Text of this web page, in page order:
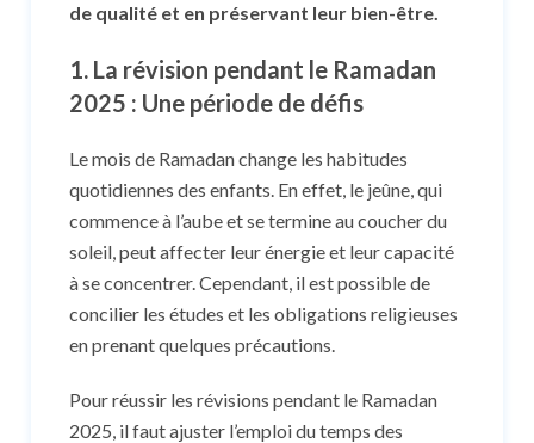
de qualité et en préservant leur bien-être.
1. La révision pendant le Ramadan
2025 : Une période de défis
Le mois de Ramadan change les habitudes
quotidiennes des enfants. En effet, le jeûne, qui
commence à l’aube et se termine au coucher du
soleil, peut affecter leur énergie et leur capacité
à se concentrer. Cependant, il est possible de
concilier les études et les obligations religieuses
en prenant quelques précautions.
Pour réussir les révisions pendant le Ramadan
2025, il faut ajuster l’emploi du temps des